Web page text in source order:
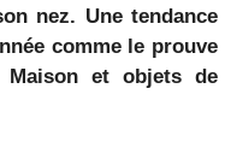
nez. Une tendance
comme le prouve
et objets de